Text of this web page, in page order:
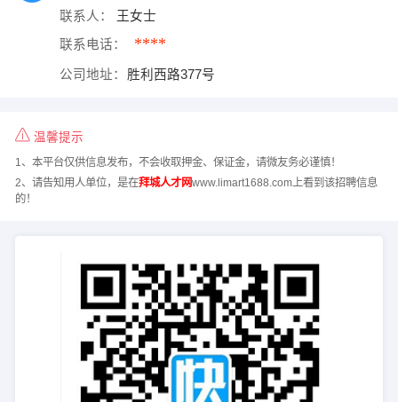
联系人： 王女士
联系电话： ****
公司地址： 胜利西路377号
温馨提示
1、本平台仅供信息发布，不会收取押金、保证金，请微友务必谨慎！
2、请告知用人单位，是在拜城人才网www.limart1688.com上看到该招聘信息
的！